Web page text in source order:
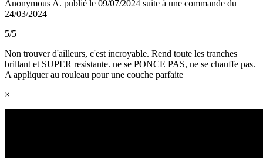
Anonymous A. publié le 09/07/2024 suite à une commande du
24/03/2024
5/5
Non trouver d'ailleurs, c'est incroyable. Rend toute les tranches
brillant et SUPER resistante. ne se PONCE PAS, ne se chauffe pas.
A appliquer au rouleau pour une couche parfaite
×